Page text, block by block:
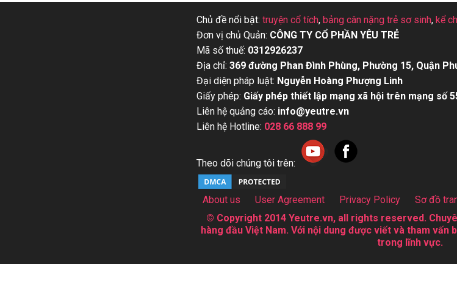
Chủ đề nổi bật: truyện cổ tích, bảng cân nặng trẻ sơ sinh, kể
Đơn vị chủ Quản: CÔNG TY CỔ PHẦN YÊU TRẺ
Mã số thuế: 0312926237
Địa chỉ: 369 đường Phan Đình Phùng, Phường 15, Quận
Đại diện pháp luật: Nguyễn Hoàng Phượng Linh
Giấy phép: Giấy phép thiết lập mạng xã hội trên mạng số
Liên hệ quảng cáo: info@yeutre.vn
Liên hệ Hotline: 028 66 888 99
Theo dõi chúng tôi trên:
About us User Agreement Privacy Policy
Sơ đồ
© Copyright 2014 Yeutre.vn, all rights reserved.
hàng đầu Việt Nam. Với nội dung được viết và tham vấn
trong lĩnh vực.